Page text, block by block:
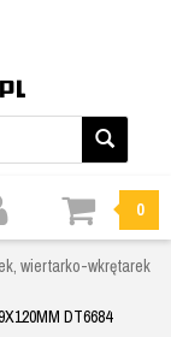
0
wiertarko-wkrętarek
DT6684